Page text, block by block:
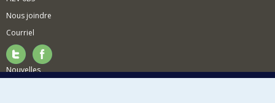
Nous joindre
Courriel
Nouvelles